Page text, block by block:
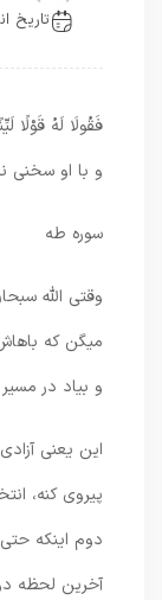
تاریخ
فَقُولَا لَهُ قَوْلًا
و با او سخنى
سوره طه
وقتی الله
میگن که
و بیاد در مسیر
این یعنی
پیروی کنه،
دوم اینکه
آخرین لحظه